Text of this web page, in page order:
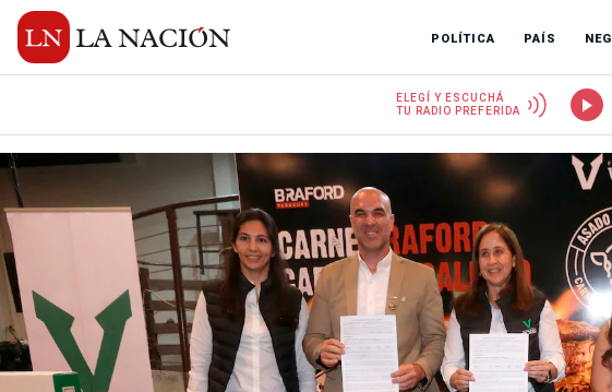
POLÍTICA PAÍS
ELEGÍ Y ESCUCHÁ
TU RADIO PREFERIDA